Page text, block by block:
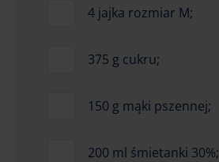
4 jajka rozmiar M;
375 g cukru;
150 g mąki pszennej;
200 ml śmietanki 30%;